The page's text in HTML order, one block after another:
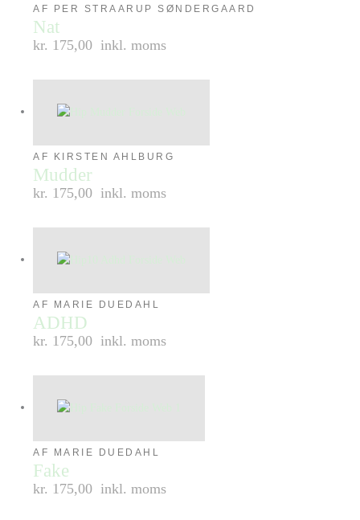
AF PER STRAARUP SØNDERGAARD
Nat
kr. 175,00 inkl. moms
AF KIRSTEN AHLBURG
Mudder
kr. 175,00 inkl. moms
AF MARIE DUEDAHL
ADHD
kr. 175,00 inkl. moms
AF MARIE DUEDAHL
Fake
kr. 175,00 inkl. moms